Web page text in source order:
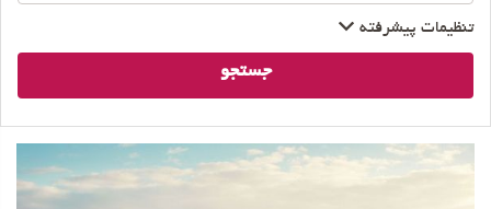
تنظیمات پیشرفته
جستجو